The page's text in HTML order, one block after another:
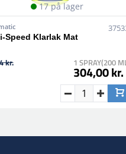
17 på lager
Speed Klarlak Mat
kr. 1 SPRAY(200
304,00 kr.